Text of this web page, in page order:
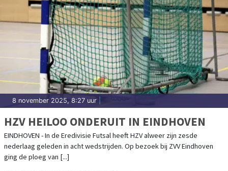
8 november 2025, 8:27 uur
HZV HEILOO ONDERUIT IN EINDHOVEN
EINDHOVEN - In de Eredivisie Futsal heeft HZV alweer zijn zesde
nederlaag geleden in acht wedstrijden. Op bezoek bij ZVV Eindhoven
ging de ploeg van [...]